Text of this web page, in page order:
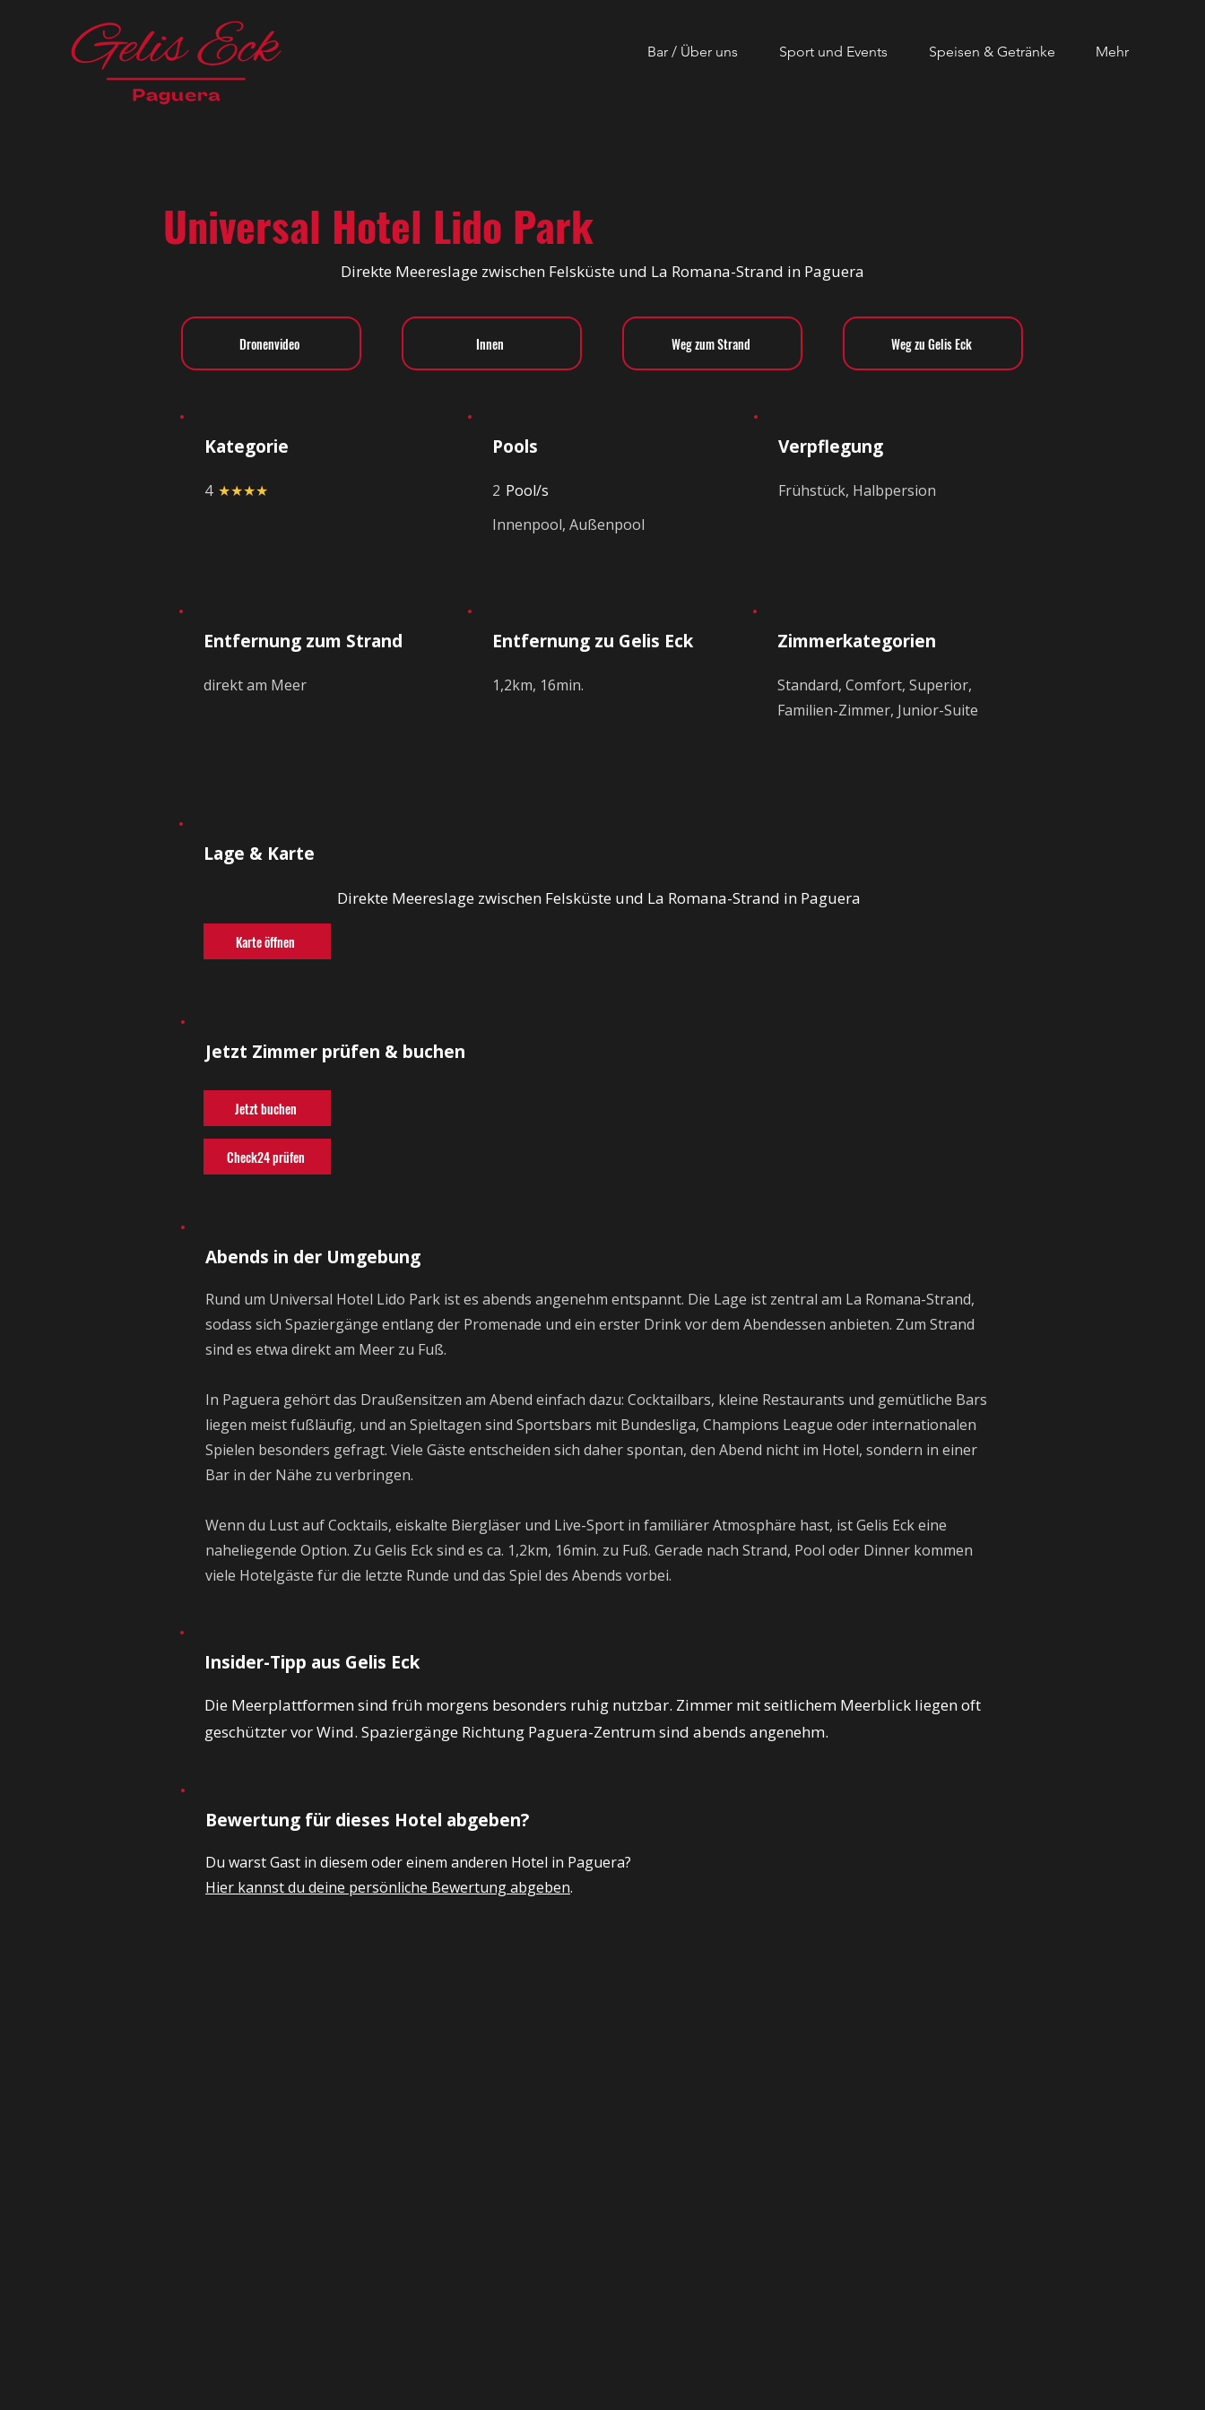
Bar / Über uns Sport und Events Speisen & Getränke Mehr
Universal Hotel Lido Park
Dronenvideo Innen Weg zum Strand Weg zu Gelis Eck
Kategorie
4 ★★★★
Pools
2 Pool/s
Innenpool, Außenpool
Verpflegung
Frühstück, Halbpersion
Entfernung zum Strand
direkt am Meer
Entfernung zu Gelis Eck
1,2km, 16min.
Zimmerkategorien
Standard, Comfort, Superior,
Familien-Zimmer, Junior-Suite
Lage & Karte
Direkte Meereslage zwischen Felsküste und La Romana-Strand in Paguera
Karte öffnen
Jetzt Zimmer prüfen & buchen
Jetzt buchen
Check24 prüfen
Abends in der Umgebung
Rund um Universal Hotel Lido Park ist es abends angenehm entspannt. Die Lage ist zentral am La Romana-Strand,
sodass sich Spaziergänge entlang der Promenade und ein erster Drink vor dem Abendessen anbieten. Zum Strand
sind es etwa direkt am Meer zu Fuß.
In Paguera gehört das Draußensitzen am Abend einfach dazu: Cocktailbars, kleine Restaurants und gemütliche Bars
liegen meist fußläufig, und an Spieltagen sind Sportsbars mit Bundesliga, Champions League oder internationalen
Spielen besonders gefragt. Viele Gäste entscheiden sich daher spontan, den Abend nicht im Hotel, sondern in einer
Bar in der Nähe zu verbringen.
Wenn du Lust auf Cocktails, eiskalte Biergläser und Live-Sport in familiärer Atmosphäre hast, ist Gelis Eck eine
naheliegende Option. Zu Gelis Eck sind es ca. 1,2km, 16min. zu Fuß. Gerade nach Strand, Pool oder Dinner kommen
viele Hotelgäste für die letzte Runde und das Spiel des Abends vorbei.
Insider-Tipp aus Gelis Eck
Die Meerplattformen sind früh morgens besonders ruhig nutzbar. Zimmer mit seitlichem Meerblick liegen oft
geschützter vor Wind. Spaziergänge Richtung Paguera-Zentrum sind abends angenehm.
Bewertung für dieses Hotel abgeben?
Du warst Gast in diesem oder einem anderen Hotel in Paguera?
Hier kannst du deine persönliche Bewertung abgeben.
Direkte Meereslage zwischen Felsküste und La Romana-Strand in Paguera